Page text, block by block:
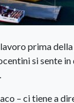
prima
si sente
– ci tiene a